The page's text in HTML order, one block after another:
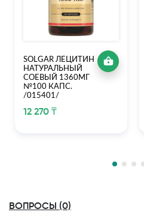
SOLGAR ЛЕЦИТИН
НАТУРАЛЬНЫЙ
СОЕВЫЙ 1360МГ
№100 КАПС.
/015401/
12 270 ₸
ВОПРОСЫ (0)